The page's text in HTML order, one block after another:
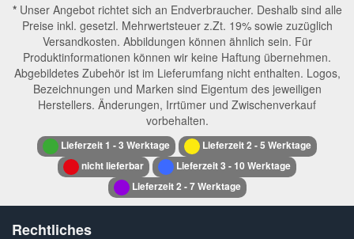
*Unser Angebot richtet sich an Endverbraucher. Deshalb sind alle
Preise inkl. gesetzl. Mehrwertsteuer z.Zt. 19% sowie zuzüglich
Versandkosten. Abbildungen können ähnlich sein. Für
Produktinformationen können wir keine Haftung übernehmen.
Abgebildetes Zubehör ist im Lieferumfang nicht enthalten. Logos,
Bezeichnungen und Marken sind Eigentum des jeweiligen
Herstellers. Änderungen, Irrtümer und Zwischenverkauf
vorbehalten.
Lieferzeit 1 - 3 Werktage
Lieferzeit 2 - 5 Werktage
nicht lieferbar
Lieferzeit 3 - 10 Werktage
Lieferzeit 2 - 7 Werktage
Rechtliches